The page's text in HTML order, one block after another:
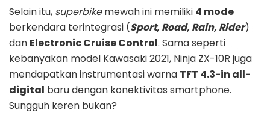
Selain itu, superbikemewah ini memiliki 4 mode
berkendara terintegrasi (Sport, Road, Rain, Rider)
dan Electronic Cruise Control. Sama seperti
kebanyakan model Kawasaki 2021, Ninja ZX-10R juga
mendapatkan instrumentasi warna TFT 4.3-in all-
digital baru dengan konektivitas smartphone.
Sungguh keren bukan?